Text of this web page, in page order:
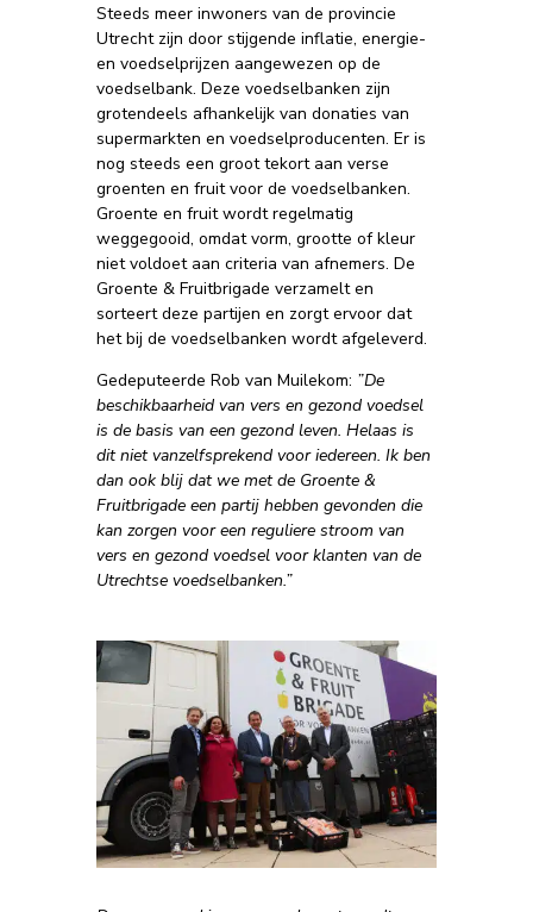
Steeds meer inwoners van de provincie
Utrecht zijn door stijgende inflatie, energie-
en voedselprijzen aangewezen op de
voedselbank. Deze voedselbanken zijn
grotendeels afhankelijk van donaties van
supermarkten en voedselproducenten. Er is
nog steeds een groot tekort aan verse
groenten en fruit voor de voedselbanken.
Groente en fruit wordt regelmatig
weggegooid, omdat vorm, grootte of kleur
niet voldoet aan criteria van afnemers. De
Groente & Fruitbrigade verzamelt en
sorteert deze partijen en zorgt ervoor dat
het bij de voedselbanken wordt afgeleverd.
Gedeputeerde Rob van Muilekom: ”De
beschikbaarheid van vers en gezond voedsel
is de basis van een gezond leven. Helaas is
dit niet vanzelfsprekend voor iedereen. Ik ben
dan ook blij dat we met de Groente &
Fruitbrigade een partij hebben gevonden die
kan zorgen voor een reguliere stroom van
vers en gezond voedsel voor klanten van de
Utrechtse voedselbanken.”